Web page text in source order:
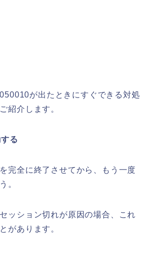
が出たときにすぐできる対処
紹介します。
る
完全に終了させてから、もう一度
。
ッション切れが原因の場合、これ
があります。